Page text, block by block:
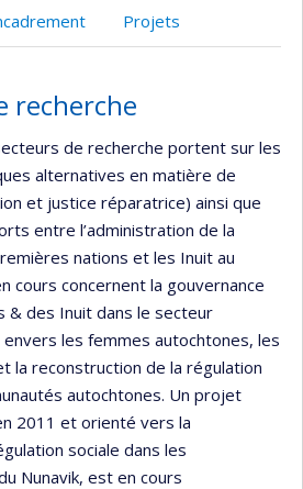
Projets
recherche
de recherche portent sur les
alternatives en matière de
et justice réparatrice) ainsi que
entre l’administration de la
nations et les Inuit au
cours concernent la gouvernance
& des Inuit dans le secteur
envers les femmes autochtones, les
la reconstruction de la régulation
autochtones. Un projet
2011 et orienté vers la
sociale dans les
Nunavik, est en cours